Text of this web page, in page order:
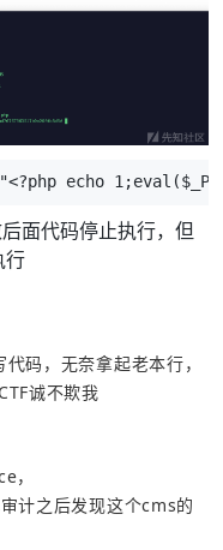
echo
面代码停止执行，但
行
码，无奈拿起老本行，
诚不欺我
，
计之后发现这个cms的